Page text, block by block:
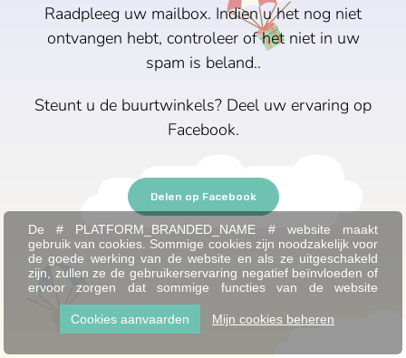
Raadpleeg uw mailbox. Indien u het nog niet
ontvangen hebt, controleer of het niet in uw
spam is beland..
Steunt u de buurtwinkels? Deel uw ervaring op
Facebook.
Delen op Facebook
De # PLATFORM_BRANDED_NAME # website maakt
gebruik van cookies. Sommige cookies zijn noodzakelijk voor
de goede werking van de website en als ze uitgeschakeld
zijn, zullen ze de gebruikerservaring negatief beïnvloeden of
ervoor zorgen dat sommige functies van de website
uitgeschakeld zijn. Andere cookies worden gebruikt voor
analyse- of marketingdoeleinden.
Cookies aanvaarden Mijn cookies beheren